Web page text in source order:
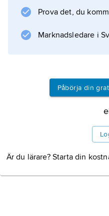
Pehr G.
juristexamen karriär i
Information
Prova det, du
Marknadsledare i
Påbörja din
Är du lärare? Starta din